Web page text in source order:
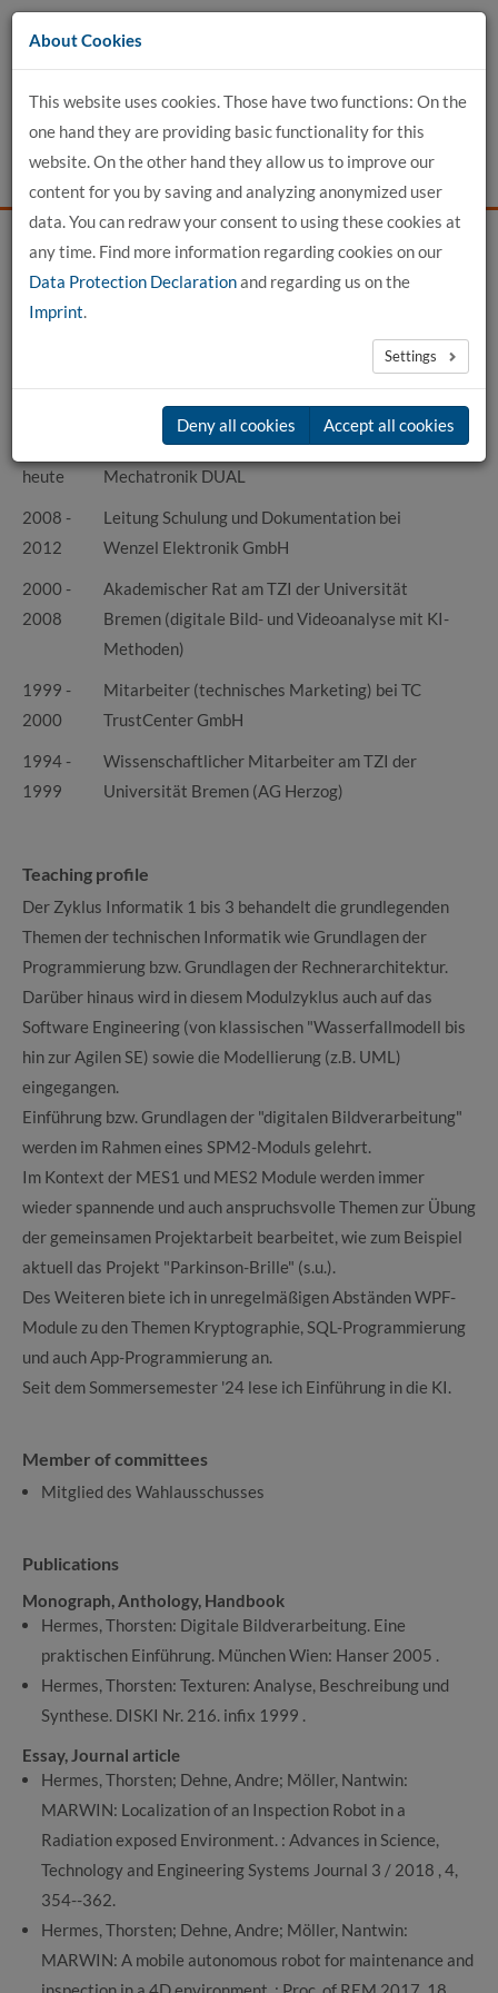
Go
to
content
Home detailed profile view
heute
Prof. für technische Informatik im Studiengang
Mechatronik DUAL
2008 -
2012
Leitung Schulung und Dokumentation bei
Wenzel Elektronik GmbH
2000 -
2008
Akademischer Rat am TZI der Universität
Bremen (digitale Bild- und Videoanalyse mit KI-
Methoden)
1999 -
2000
Mitarbeiter (technisches Marketing) bei TC
TrustCenter GmbH
1994 -
1999
Wissenschaftlicher Mitarbeiter am TZI der
Universität Bremen (AG Herzog)
Teaching profile
Der Zyklus Informatik 1 bis 3 behandelt die grundlegenden
Themen der technischen Informatik wie Grundlagen der
Programmierung bzw. Grundlagen der Rechnerarchitektur.
Darüber hinaus wird in diesem Modulzyklus auch auf das
Software Engineering (von klassischen "Wasserfallmodell bis
hin zur Agilen SE) sowie die Modellierung (z.B. UML)
eingegangen.
Einführung bzw. Grundlagen der "digitalen Bildverarbeitung"
werden im Rahmen eines SPM2-Moduls gelehrt.
Im Kontext der MES1 und MES2 Module werden immer
wieder spannende und auch anspruchsvolle Themen zur Übung
der gemeinsamen Projektarbeit bearbeitet, wie zum Beispiel
aktuell das Projekt "Parkinson-Brille" (s.u.).
Des Weiteren biete ich in unregelmäßigen Abständen WPF-
Module zu den Themen Kryptographie, SQL-Programmierung
und auch App-Programmierung an.
Seit dem Sommersemester '24 lese ich Einführung in die KI.
Member of committees
Mitglied des Wahlausschusses
Publications
Monograph, Anthology, Handbook
Hermes, Thorsten: Digitale Bildverarbeitung. Eine
praktischen Einführung. München Wien: Hanser 2005 .
Hermes, Thorsten: Texturen: Analyse, Beschreibung und
Synthese. DISKI Nr. 216. infix 1999 .
Essay, Journal article
Hermes, Thorsten; Dehne, Andre; Möller, Nantwin:
MARWIN: Localization of an Inspection Robot in a
Radiation exposed Environment. : Advances in Science,
Technology and Engineering Systems Journal 3 / 2018 , 4,
354--362.
Hermes, Thorsten; Dehne, Andre; Möller, Nantwin:
MARWIN: A mobile autonomous robot for maintenance and
About Cookies
This website uses cookies. Those have two functions: On the
one hand they are providing basic functionality for this
website. On the other hand they allow us to improve our
content for you by saving and analyzing anonymized user
data. You can redraw your consent to using these cookies at
any time. Find more information regarding cookies on our
Data Protection Declarationand regarding us on the
Imprint.
Settings
Deny all cookies Accept all cookies